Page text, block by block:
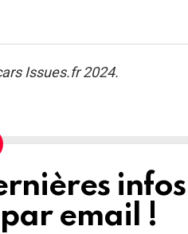
Issues.fr 2024.
infos
email !